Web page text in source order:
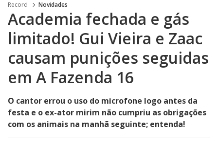
Record Novidades
Academia fechada e gás
limitado! Gui Vieira e Zaac
causam punições seguidas
em A Fazenda 16
O cantor errou o uso do microfone logo antes da
festa e o ex-ator mirim não cumpriu as obrigações
com os animais na manhã seguinte; entenda!